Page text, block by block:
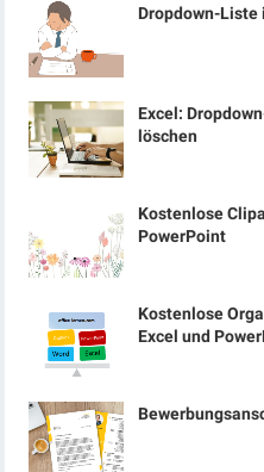
Dropdown-Liste
Excel:
löschen
Kostenlose
PowerPoint
Kostenlose
Excel und